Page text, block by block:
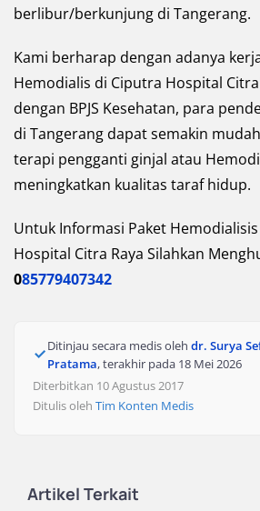
berlibur/berkunjung di Tangerang.
Kami berharap dengan adanya
Hemodialis di Ciputra Hospital
dengan BPJS Kesehatan, para
di Tangerang dapat semakin
terapi pengganti ginjal atau
meningkatkan kualitas taraf hidup.
Untuk Informasi Paket
Hospital Citra Raya Silahkan
085779407342
Ditinjau secara medis oleh dr. Surya
Pratama, terakhir pada 18 Mei 2026
Diterbitkan 10 Agustus 2017
Ditulis oleh Tim Konten Medis
Artikel Terkait